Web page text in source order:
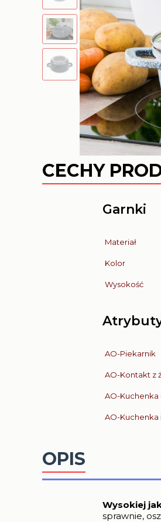
CECHY
Garnki
Materiał
Kolor
Wysokość
AO-Piekarnik
AO-Kontakt z
AO-
AO-Kuchenka
OPIS
Wysokiej
sprawnie,